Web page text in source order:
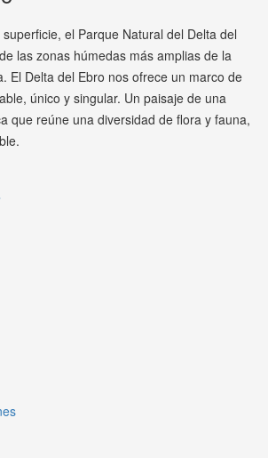
el Parque Natural del Delta del
las zonas húmedas más amplias de la
El Delta del Ebro nos ofrece un marco de
único y singular. Un paisaje de una
que reúne una diversidad de flora y fauna,